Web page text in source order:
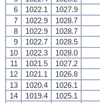
6
1022.1 1027.9
7
1022.9 1028.7
8
1022.9 1028.7
9
1022.7 1028.5
10
1022.3 1028.0
11
1021.5 1027.2
12
1021.1 1026.8
13
1020.4 1026.1
14
1019.4 1025.1